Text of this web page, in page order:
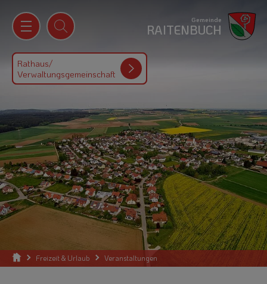
Gemeinde
RAITENBUCH
Rathaus/
Verwaltungsgemeinschaft
Freizeit & Urlaub Veranstaltungen